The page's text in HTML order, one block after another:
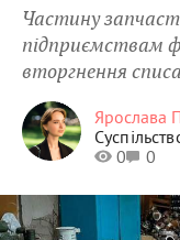
Частину
підприємствам
вторгнення
Ярослава
0
0